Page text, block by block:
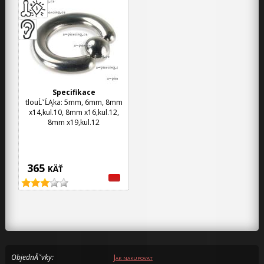
365 KÄŤ
Specifikace
tlouĹˇĹĄka: 5mm, 6mm, 8mm
x14,kul.10, 8mm x16,kul.12,
8mm x19,kul.12
ObjednĂˇvky:
Jak nakupovat